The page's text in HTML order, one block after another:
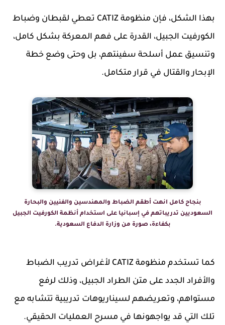
بهذا الشكل، فإن منظومة CATIZ تعطي لقبطان وضباط
الكورفيت الجبيل، القدرة على فهم المعركة بشكل كامل،
وتنسيق عمل أسلحة سفينتهم، بل وحتى وضع خطة
الإبحار والقتال في قرار متكامل.
بنجاح كامل انهت أطقم الضباط والمهندسين والفنيين والبحارة
السعوديين تدريباتهم في إسبانيا على استخدام أنظمة الكورفيت الجبيل
بكفاءة، صورة من وزارة الدفاع السعودية.
كما تستخدم منظومة CATIZ لأغراض تدريب الضباط
والأفراد الجدد على متن الطراد الجبيل، وذلك لرفع
مستواهم، وتعريضهم لسيناريوهات تدريبية تتشابه مع
تلك التي قد يواجهونها في مسرح العمليات الحقيقي.